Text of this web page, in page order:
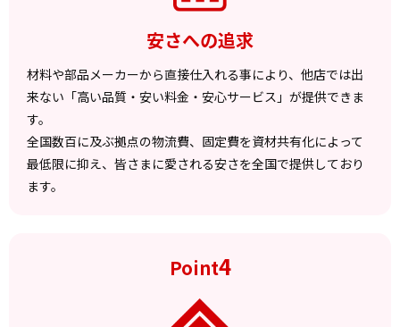
安さへの追求
材料や部品メーカーから直接仕入れる事により、他店では出
来ない「高い品質・安い料金・安心サービス」が提供できま
す。
全国数百に及ぶ拠点の物流費、固定費を資材共有化によって
最低限に抑え、皆さまに愛される安さを全国で提供しており
ます。
Point4